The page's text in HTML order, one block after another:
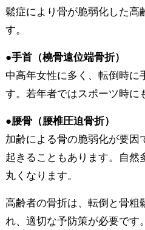
鬆症により骨が脆弱化した高
す。
●手首（橈骨遠位端骨折）
中高年女性に多く、転倒時に
す。若年者ではスポーツ時に
●腰骨（腰椎圧迫骨折）
加齢による骨の脆弱化が要因
起きることもあります。自然
丸くなります。
高齢者の骨折は、転倒と骨粗
れ、適切な予防策が必要です。